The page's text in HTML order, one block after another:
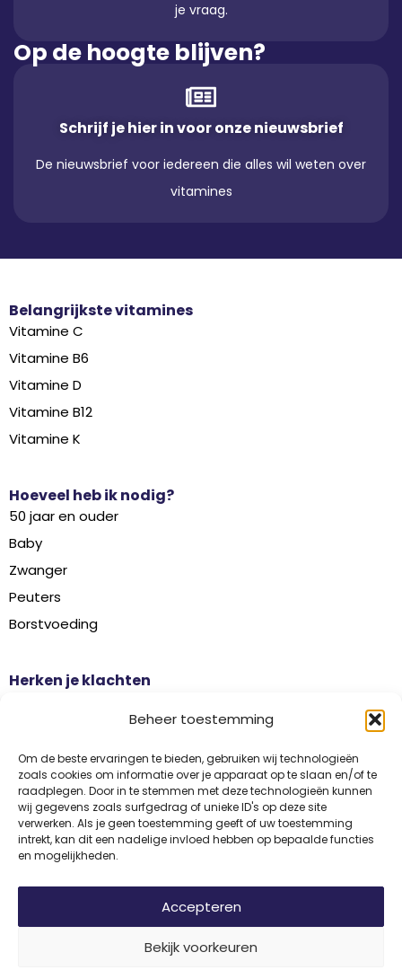
Beheer toestemming
Om de beste ervaringen te bieden, gebruiken wij technologieën
zoals cookies om informatie over je apparaat op te slaan en/of te
raadplegen. Door in te stemmen met deze technologieën kunnen
wij gegevens zoals surfgedrag of unieke ID's op deze site
verwerken. Als je geen toestemming geeft of uw toestemming
intrekt, kan dit een nadelige invloed hebben op bepaalde functies
en mogelijkheden.
Accepteren
Bekijk voorkeuren
je vraag.
Op de hoogte blijven?
Schrijf je hier in voor onze nieuwsbrief
De nieuwsbrief voor iedereen die alles wil weten over
vitamines
Belangrijkste vitamines
Vitamine C
Vitamine B6
Vitamine D
Vitamine B12
Vitamine K
Hoeveel heb ik nodig?
50 jaar en ouder
Baby
Zwanger
Peuters
Borstvoeding
Herken je klachten
Griep
Haaruitval
Overgangsklachten
DisclaimerPrivacyAlgemene voorwaarden
© 2026 Vitamine Informatiebureau | Copyright | Met trots ontwikkeld